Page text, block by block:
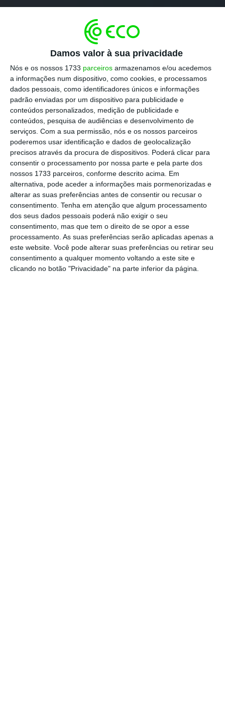
Damos valor à sua privacidade
Nós e os nossos 1733 parceiros armazenamos e/ou acedemos
a informações num dispositivo, como cookies, e processamos
dados pessoais, como identificadores únicos e informações
padrão enviadas por um dispositivo para publicidade e
conteúdos personalizados, medição de publicidade e
conteúdos, pesquisa de audiências e desenvolvimento de
serviços. Com a sua permissão, nós e os nossos parceiros
poderemos usar identificação e dados de geolocalização
precisos através da procura de dispositivos. Poderá clicar para
consentir o processamento por nossa parte e pela parte dos
nossos 1733 parceiros, conforme descrito acima. Em
alternativa, pode aceder a informações mais pormenorizadas e
alterar as suas preferências antes de consentir ou recusar o
consentimento. Tenha em atenção que algum processamento
dos seus dados pessoais poderá não exigir o seu
consentimento, mas que tem o direito de se opor a esse
processamento. As suas preferências serão aplicadas apenas a
este website. Você pode alterar suas preferências ou retirar seu
consentimento a qualquer momento voltando a este site e
clicando no botão "Privacidade" na parte inferior da página.